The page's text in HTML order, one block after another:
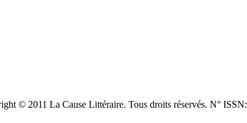
© 2011 La Cause Littéraire. Tous droits réservés. N° ISSN: